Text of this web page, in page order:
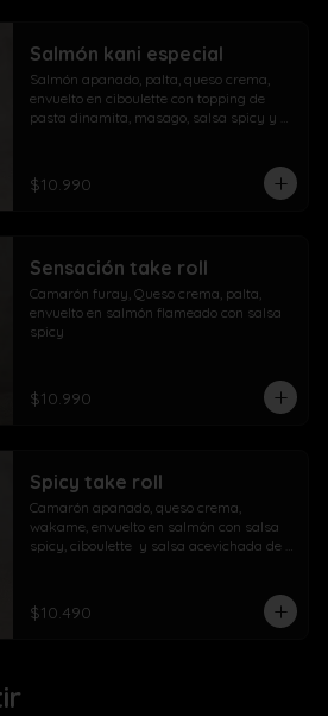
Salmón kani especial
Salmón apanado, palta, queso crema,
envuelto en ciboulette con topping de
pasta dinamita, masago, salsa spicy y
$10.990
Sensación take roll
Camarón furay, Queso crema, palta,
envuelto en salmón flameado con salsa
spicy
$10.990
Spicy take roll
Camarón apanado, queso crema,
wakame, envuelto en salmón con salsa
spicy, ciboulette  y salsa acevichada de
$10.490